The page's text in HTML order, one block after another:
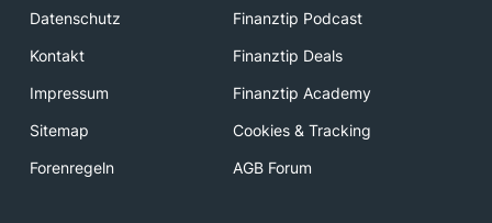
Datenschutz
Finanztip Podcast
Kontakt
Finanztip Deals
Impressum
Finanztip Academy
Sitemap
Cookies & Tracking
Forenregeln
AGB Forum